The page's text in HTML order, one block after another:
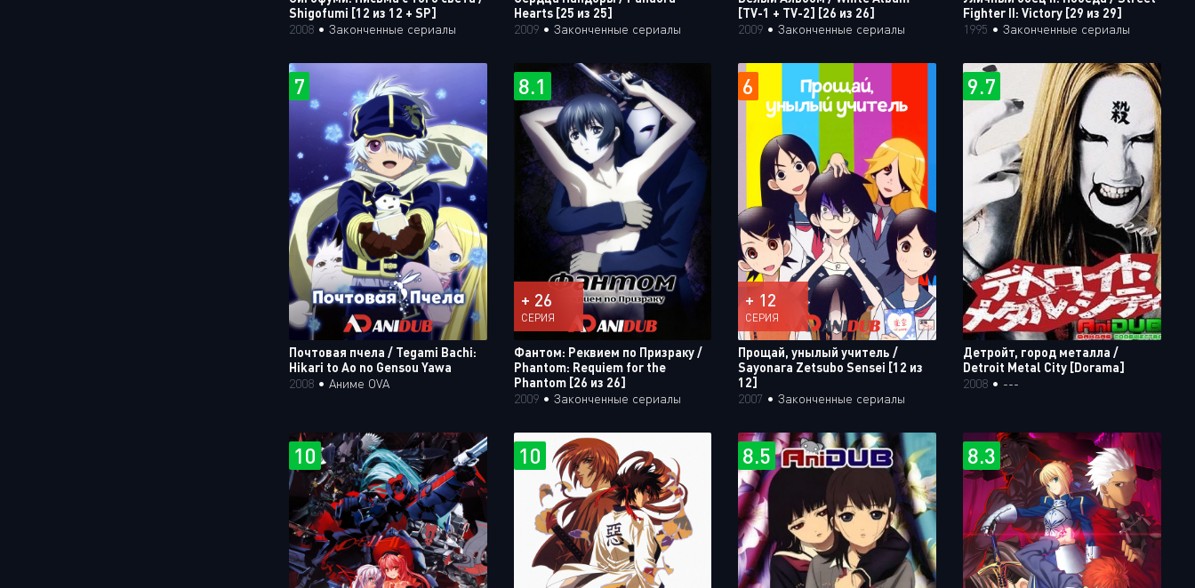
Shigofumi [12 из 12 + SP]
2008 • Законченные сериалы
Hearts [25 из 25]
2009• Законченные сериалы
[TV-1 + TV-2] [26 из 26]
2009 •Законченные сериалы
Fighter II: Victory [29 из 29]
1995 •Законченные сериалы
7
Почтовая пчела / Tegami Bachi:
Hikari to Ao no Gensou Yawa
2008 • Аниме OVA
8.1
+ 26
СЕРИЯ
Фантом: Реквием по Призраку /
Phantom: Requiem for the
Phantom [26 из 26]
2009• Законченные сериалы
6
+ 12
СЕРИЯ
Прощай, унылый учитель /
Sayonara Zetsubo Sensei [12 из
12]
2007 •Законченные сериалы
9.7
Детройт, город металла /
Detroit Metal City [Dorama]
2008 • ---
10 10 8.5 8.3